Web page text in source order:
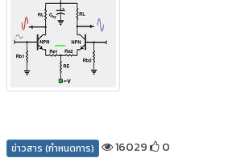
ข่าวสาร (กำหนดการ) 16029 0